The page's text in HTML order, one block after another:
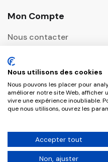
Mon Compte
Nous contacter
Informations
Adresse Postale
Copyright © 2026
Nous utilisons des cookies
Nous pouvons les placer pour
améliorer notre site Web, afficher
vivre une expérience inoubliable.
que nous utilisons, ouvrez les
Accepter tout
Non, ajuster